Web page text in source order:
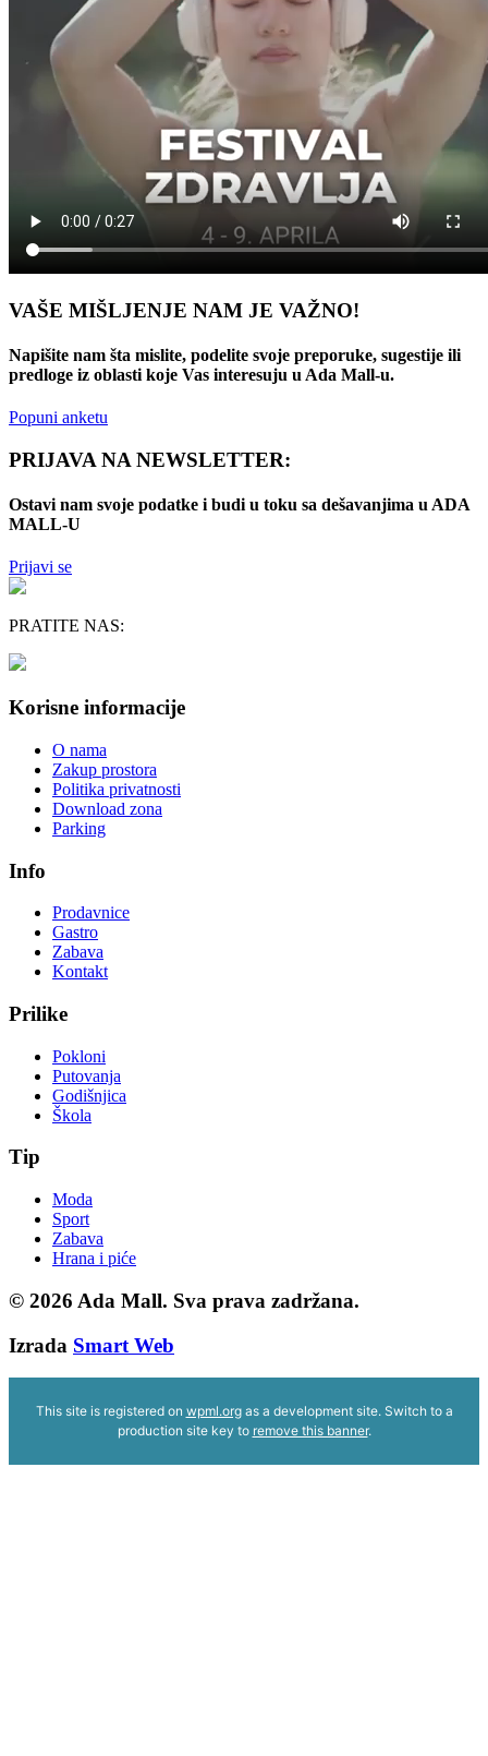
VAŠE MIŠLJENJE NAM JE VAŽNO!
Napišite nam šta mislite, podelite svoje preporuke, sugestije ili
predloge iz oblasti koje Vas interesuju u Ada Mall-u.
Popuni anketu
PRIJAVA NA NEWSLETTER:
Ostavi nam svoje podatke i budi u toku sa dešavanjima u ADA
MALL-U
Prijavi se
PRATITE NAS:
Korisne informacije
O nama
Zakup prostora
Politika privatnosti
Download zona
Parking
Info
Prodavnice
Gastro
Zabava
Kontakt
Prilike
Pokloni
Putovanja
Godišnjica
Škola
Tip
Moda
Sport
Zabava
Hrana i piće
© 2026 Ada Mall. Sva prava zadržana.
Izrada Smart Web
This site is registered on wpml.orgas a development site. Switch to a
production site key to remove this banner.